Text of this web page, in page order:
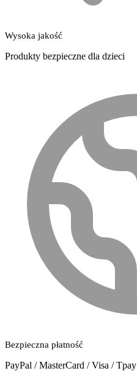
Wysoka jakość
Produkty bezpieczne dla dzieci
Bezpieczna płatność
PayPal / MasterCard / Visa / Tpay